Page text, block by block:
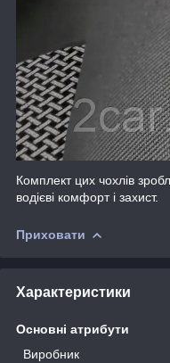
Комплект цих чохлів
водієві комфорт і захист.
Приховати
Характеристики
Основні атрибути
Виробник